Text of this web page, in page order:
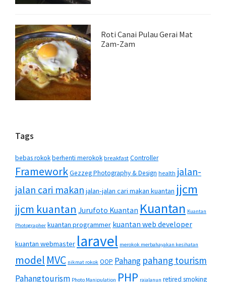
Roti Canai Pulau Gerai Mat
Zam-Zam
Tags
bebas rokokberhenti merokok breakfast Controller
FrameworkGezzeg Photography & Design health jalan-
jalan cari makan jalan-jalan cari makan kuantan jjcm
jjcm kuantan Jurufoto Kuantan Kuantan Kuantan
Photographer kuantan programmer kuantan web developer
kuantan webmaster laravel merokok merbahayakan kesihatan
model MVC nikmat rokok OOP Pahang pahang tourism
Pahangtourism Photo Manipulation PHP rajalanun retired smoking